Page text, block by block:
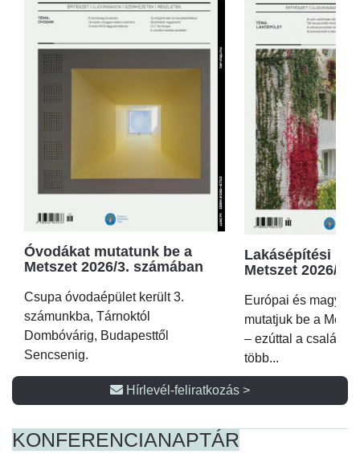
Óvodákat mutatunk be a
Metszet 2026/3. számában
Csupa óvodaépület került 3.
számunkba, Tárnoktól
Dombóvárig, Budapesttől
Sencsenig.
Lakásépítési
Metszet 2026/2.
Európai és magyar
mutatjuk be a
– ezúttal a családi
több...
Hírlevél-feliratkozás >
KONFERENCIANAPTÁR